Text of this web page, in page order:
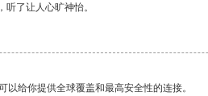
了让人心旷神怡。
以给你提供全球覆盖和最高安全性的连接。